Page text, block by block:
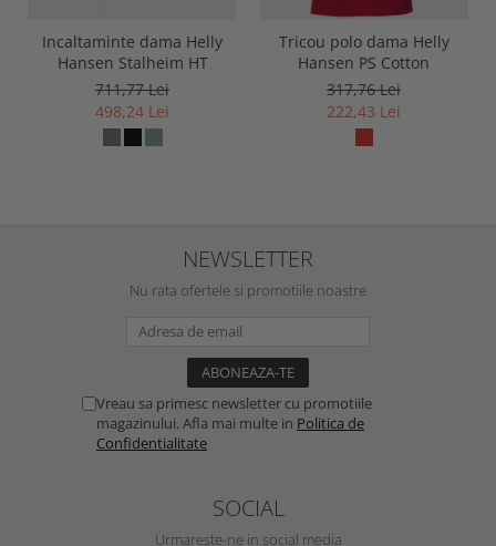
Incaltaminte dama Helly
Hansen Stalheim HT
711,77 Lei
498,24 Lei
Tricou polo dama Helly
Hansen PS Cotton
317,76 Lei
222,43 Lei
NEWSLETTER
Nu rata ofertele si promotiile noastre
Vreau sa primesc newsletter cu promotiile
magazinului. Afla mai multe in Politica de
Confidentialitate
SOCIAL
Urmareste-ne in social media